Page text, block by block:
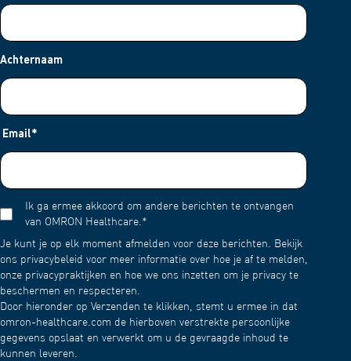
Achternaam
Email*
Ik ga ermee akkoord om andere berichten te ontvangen
van OMRON Healthcare. *
Je kunt je op elk moment afmelden voor deze berichten. Bekijk
ons privacybeleid voor meer informatie over hoe je af te melden,
onze privacypraktijken en hoe we ons inzetten om je privacy te
beschermen en respecteren.
Door hieronder op Verzenden te klikken, stemt u ermee in dat
omron-healthcare.com de hierboven verstrekte persoonlijke
gegevens opslaat en verwerkt om u de gevraagde inhoud te
kunnen leveren.